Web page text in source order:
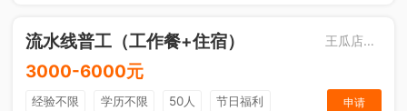
流水线普工（工作餐+住宿） 王瓜店街道
3000-6000元
经验不限 学历不限 50人
节日福利
申请